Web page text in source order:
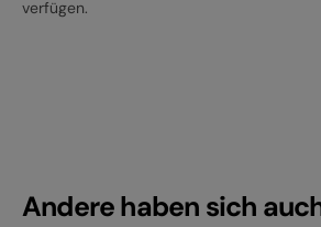
verfügen.
Andere haben sich